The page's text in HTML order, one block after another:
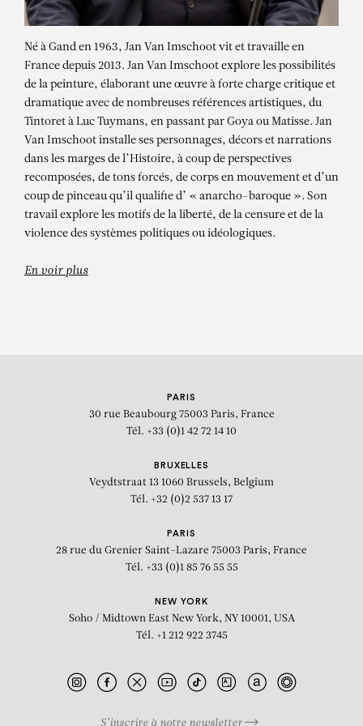
JAN VAN IMSCHOOT
L’origine des femmes belges, C’est
beau, c’est belge VIII
Né à Gand en 1963, Jan Van Imschoot vit et travaille en
France depuis 2013. Jan Van Imschoot explore les possibilités
de la peinture, élaborant une œuvre à forte charge critique et
dramatique avec de nombreuses références artistiques, du
Tintoret à Luc Tuymans, en passant par Goya ou Matisse. Jan
Van Imschoot installe ses personnages, décors et narrations
dans les marges de l’Histoire, à coup de perspectives
recomposées, de tons forcés, de corps en mouvement et d’un
coup de pinceau qu’il qualifie d’ « anarcho-baroque ». Son
travail explore les motifs de la liberté, de la censure et de la
violence des systèmes politiques ou idéologiques.
En voir plus
PARIS
30 rue Beaubourg 75003 Paris, France
Tél. +33 (0)1 42 72 14 10
BRUXELLES
Veydtstraat 13 1060 Brussels, Belgium
Tél. +32 (0)2 537 13 17
PARIS
28 rue du Grenier Saint-Lazare 75003 Paris, France
Tél. +33 (0)1 85 76 55 55
NEW YORK
Soho / Midtown East New York, NY 10001, USA
Tél. +1 212 922 3745
S’inscrire à notre newsletter